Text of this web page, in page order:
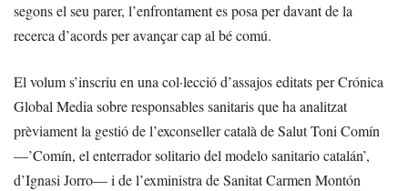
segons el seu parer, l’enfrontament es posa per davant de la
recerca d’acords per avançar cap al bé comú.
El volum s’inscriu en una col·lecció d’assajos editats per Crónica
Global Media sobre responsables sanitaris que ha analitzat
prèviament la gestió de l’exconseller català de Salut Toni Comín
—’Comín, el enterrador solitario del modelo sanitario catalán’,
d’Ignasi Jorro— i de l’exministra de Sanitat Carmen Montón